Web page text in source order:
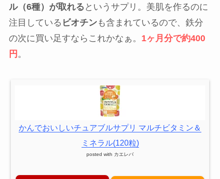
ル（6種）が取れる というサプリ。美肌を作るのに
注目している ビオチン も含まれているので、鉄分
の次に買い足すならこれかなぁ。 1ヶ月分で約400
円 。
かんでおいしいチュアブルサプリ マルチビタミン＆
ミネラル(120粒)
posted with カエレバ